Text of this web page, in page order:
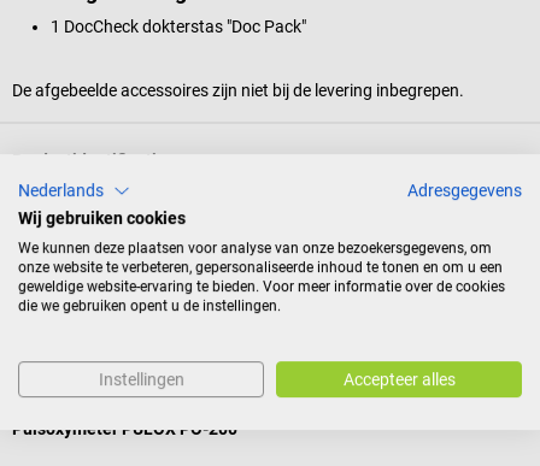
1 DocCheck dokterstas "Doc Pack"
De afgebeelde accessoires zijn niet bij de levering inbegrepen.
Productidentificatie
Pulox
Pulsoxymeter PULOX PO-200
Nederlands
Adresgegevens
Wij gebruiken cookies
We kunnen deze plaatsen voor analyse van onze bezoekersgegevens, om
onze website te verbeteren, gepersonaliseerde inhoud te tonen en om u een
geweldige website-ervaring te bieden. Voor meer informatie over de cookies
die we gebruiken opent u de instellingen.
Instellingen Accepteer alles